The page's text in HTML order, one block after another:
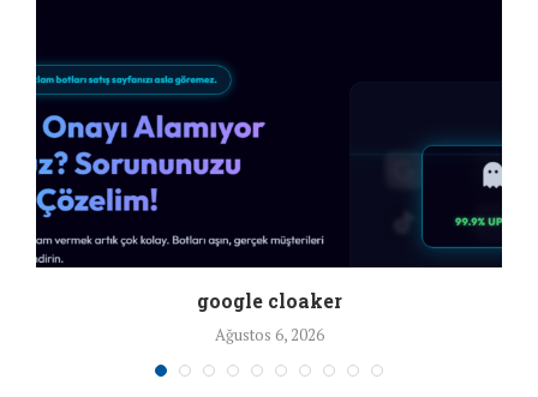
google cloaker
Ağustos 6, 2026